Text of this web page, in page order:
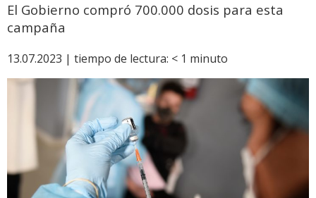
El Gobierno compró 700.000 dosis para esta
campaña
13.07.2023 | tiempo de lectura: < 1 minuto